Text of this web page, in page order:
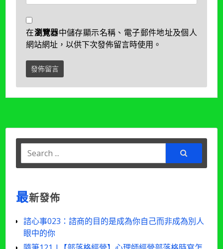
在瀏覽器中儲存顯示名稱、電子郵件地址及個人
網站網址，以供下次發佈留言時使用。
Search
for:
最新發佈
諮心事023：諮商的目的是成為你自己而非成為別人
眼中的你